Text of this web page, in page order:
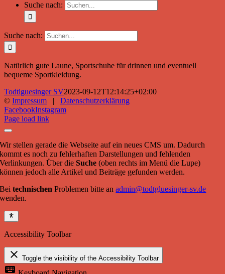
Suche nach:
Suche nach:
Natürlich gute Laune, Sportschuhe für drinnen und eventuell
bequeme Sportkleidung.
Todtlguesinger SV2023-09-12T12:14:25+02:00
© Impressum | Datenschutzerklärung
FacebookInstagram
Page load link
Wir stellen gerade die Webseite auf ein neues CMS um. Dadurch
kommt es noch zu fehlerhaften Darstellungen und fehlenden
Verlinkungen. Über dieSuche (oben rechts im Menü die Lupe)
können jedoch alle Artikel und Beiträge gefunden werden.
Beitechnischen Problemen bitte anadmin@todtgluesinger-sv.de
wenden.
Accessibility Toolbar
close Toggle the visibility of the Accessibility Toolbar
keyboard